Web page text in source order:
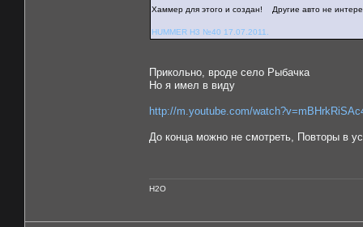
Хаммер для этого и создан! Другие авто не
HUMMER H3 №40 17.07.2011.
Прикольно, вроде село Рыбачка
Но я имел в виду
http://m.youtube.com/
До конца можно не смотреть, Повторы в
H2O